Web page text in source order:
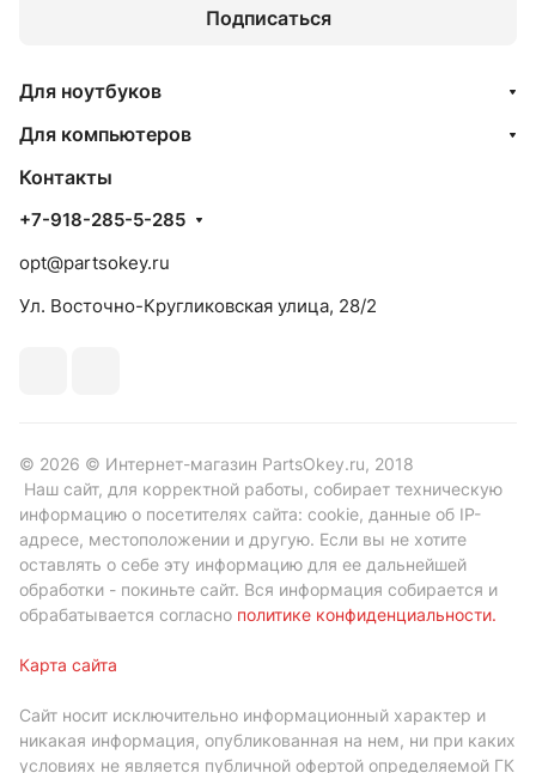
Подписаться
Для ноутбуков
Для компьютеров
Контакты
+7-918-285-5-285
opt@partsokey.ru
Ул. Восточно-Кругликовская улица, 28/2
© 2026 © Интернет-магазин PartsOkey.ru, 2018
Наш сайт, для корректной работы, собирает техническую
информацию о посетителях сайта: cookie, данные об IP-
адресе, местоположении и другую. Если вы не хотите
оставлять о себе эту информацию для ее дальнейшей
обработки - покиньте сайт. Вся информация собирается и
обрабатывается согласно политике конфиденциальности.
Карта сайта
Сайт носит исключительно информационный характер и
никакая информация, опубликованная на нем, ни при каких
условиях не является публичной офертой определяемой ГК